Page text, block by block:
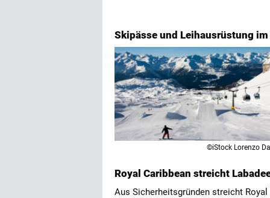
Skipässe und Leihausrüstung
©iStock Lorenzo
Royal Caribbean streicht
Aus Sicherheitsgründen streicht